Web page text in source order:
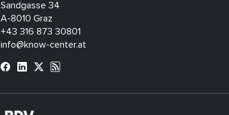
Sandgasse 34
A-8010 Graz
+43 316 873 30801
info@know-center.at
bdva